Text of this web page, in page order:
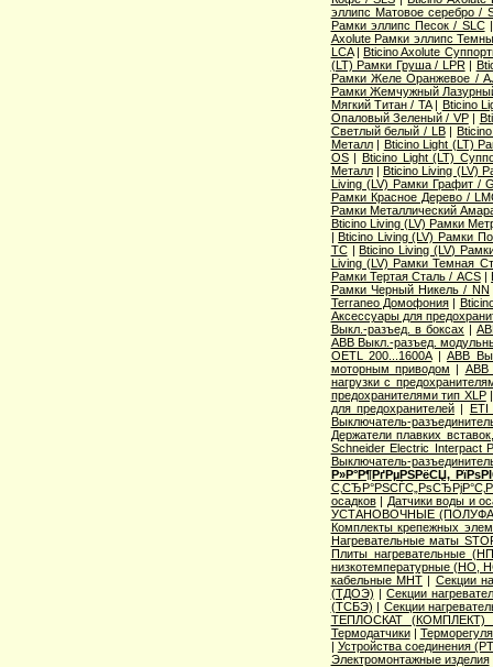
эллипс Матовое серебро /
Рамки эллипс Песок / SLC
Axolute Рамки эллипс
LCA|Bticino Axolute
(LT) Рамки Груша / LPR|
Рамки Желе Оранжевое /
Рамки Жемчужный
Мягкий Титан / TA| Bticino
Опаловый Зеленый / VP|
Светлый белый / LB|
Металл| Bticino Light (LT)
OS| Bticino Light (LT)
Металл|Bticino Living (LV)
Living (LV) Рамки Графит /
Рамки Красное Дерево /
Рамки Металлический
Bticino Living (LV) Рамки
|Bticino Living (LV) Рамки
TC|Bticino Living (LV)
Living (LV) Рамки Темная
Рамки Тертая Сталь / ACS|
Рамки Черный Никель / NN
Terraneo Домофония|
Аксессуары для
Выкл.-разъед. в боксах |
ABB Выкл.-разъед.
OETL 200...1600A| ABB
моторным приводом | ABB
нагрузки с
предохранителями тип XLP
для предохранителей| ETI
Выключатель-
Держатели плавких
Schneider Electric Interpact
Выключатель-
Р»Р°Р¶РґРµРЅРёСЏ,
осадков| Датчики воды и
УСТАНОВОЧНЫЕ
Комплекты крепежных
Нагревательные маты
Плиты нагревательные
низкотемпературные
кабельные МНТ| Секции
(ТДОЭ) |Секции
(ТСБЭ) | Секции
ТЕПЛОСКАТ (КОМПЛЕКТ)
Термодатчики|
| Устройства соединения
Электромонтажные изделия